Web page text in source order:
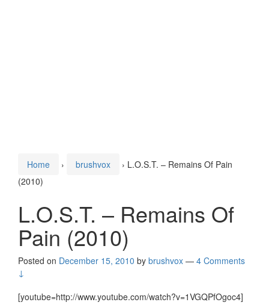
Home › brushvox › L.O.S.T. – Remains Of Pain
(2010)
L.O.S.T. – Remains Of
Pain (2010)
Posted on December 15, 2010 by brushvox — 4 Comments
↓
[youtube=http://www.youtube.com/watch?v=1VGQPfOgoc4]